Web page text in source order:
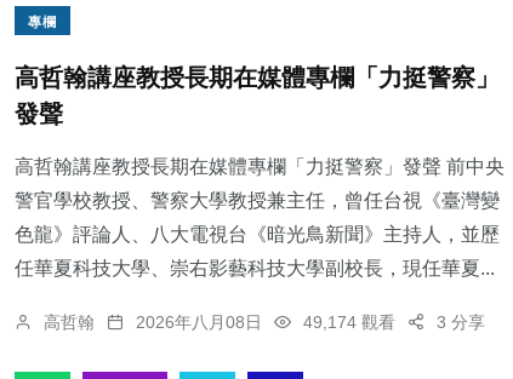
專欄
高哲翰講座教授長期在媒體專欄「力挺警察」
發聲
高哲翰講座教授長期在媒體專欄「力挺警察」發聲 前中央
警官學校教授、警察大學教授兼主任，曾任台視《臺灣變
色龍》評論人、八大電視台《暗光鳥新聞》主持人，並歷
任華夏科技大學、崇右影藝科技大學副校長，現任華夏...
高哲翰 2026年八月08日 49,174 觀看 3 分享